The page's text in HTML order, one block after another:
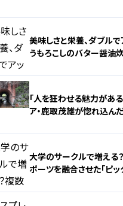
美味しさと栄養、ダブルで
うもろこしのバター醤油
「人を狂わせる魅力があ
ア・鹿取茂雄が惚れ込ん
大学のサークルで増える
ポーツを融合させた「ピ